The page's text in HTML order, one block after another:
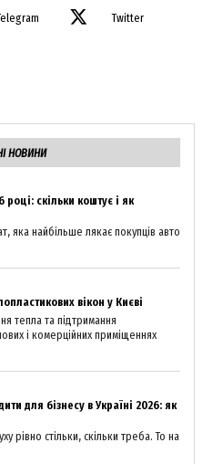
Twitter
НОВИНИ
скільки коштує і як
яка найбільше лякає покупців авто
вікон у Києві
тепла та підтримання
і комерційних приміщеннях
для бізнесу в Україні 2026: як
рівно стільки, скільки треба. То на